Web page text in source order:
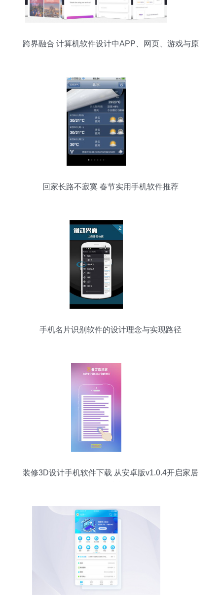
跨界融合 计算机软件设计中APP、网页、游戏与原
回家长路不寂寞 春节实用手机软件推荐
手机名片识别软件的设计理念与实现路径
装修3D设计手机软件下载 从安卓版v1.0.4开启家居